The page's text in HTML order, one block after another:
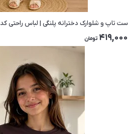
ست تاپ و شلوارک دخترانه پلنگی | لباس راحتی کد ۲۵۷۳
419,000 تومان